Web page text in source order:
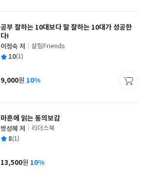
공부 잘하는 10대보다 말 잘하는 10대가 성공한
다!
글
쓴
이정숙 저
출
사
살림Friends
평 10(1)
가
9,000원 10%
마흔에 읽는 동의보감
글
쓴
방성혜 저
출
사
리더스북
평 8(1)
가
13,500원 10%